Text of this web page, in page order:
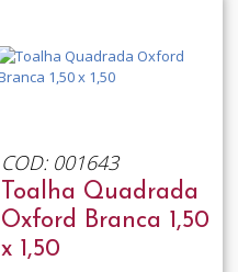
COD: 001643
Toalha Quadrada
Oxford Branca 1,50
x 1,50